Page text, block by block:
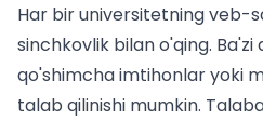
Har bir universitetning veb-
sinchkovlik bilan o'qing.
qo'shimcha imtihonlar yoki
talab qilinishi mumkin.